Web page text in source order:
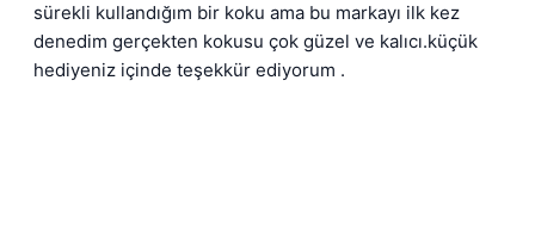
sürekli kullandığım bir koku ama bu markayı ilk kez
denedim gerçekten kokusu çok güzel ve kalıcı.küçük
hediyeniz içinde teşekkür ediyorum .